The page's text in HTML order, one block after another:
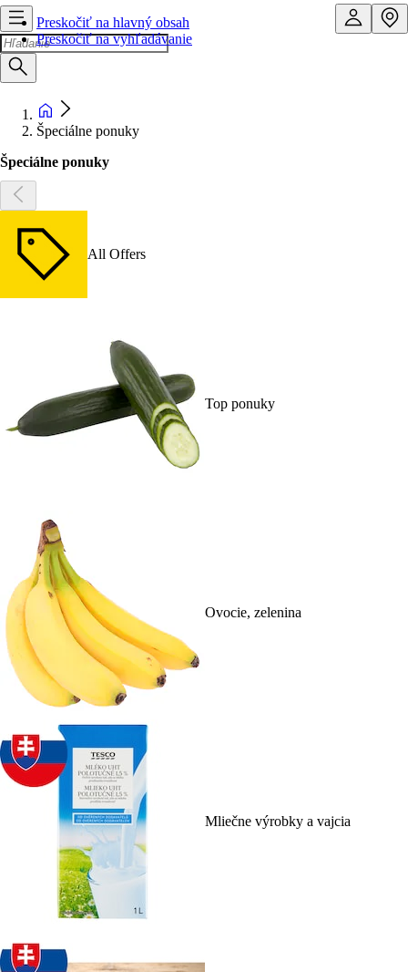
Preskočiť na hlavný obsah
Preskočiť na vyhľadávanie
Špeciálne ponuky
Špeciálne ponuky
All Offers
Top ponuky
Ovocie, zelenina
Mliečne výrobky a vajcia